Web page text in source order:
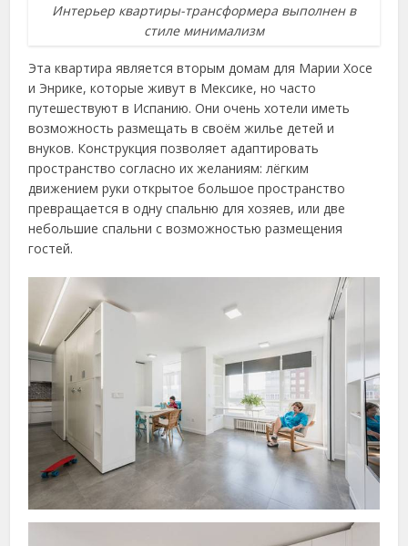
Интерьер квартиры-трансформера выполнен в
стиле минимализм
Эта квартира является вторым домам для Марии Хосе
и Энрике, которые живут в Мексике, но часто
путешествуют в Испанию. Они очень хотели иметь
возможность размещать в своём жилье детей и
внуков. Конструкция позволяет адаптировать
пространство согласно их желаниям: лёгким
движением руки открытое большое пространство
превращается в одну спальню для хозяев, или две
небольшие спальни с возможностью размещения
гостей.